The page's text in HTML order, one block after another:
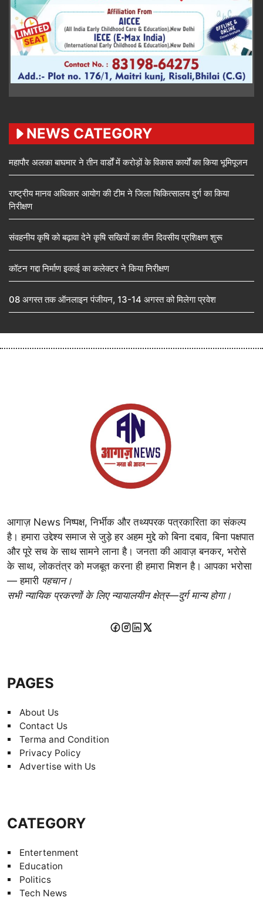
NEWS CATEGORY
महापौर अलका बाघमार ने तीन वार्डों में करोड़ों के विकास कार्यों का किया भूमिपूजन
राष्ट्रीय मानव अधिकार आयोग की टीम ने जिला चिकित्सालय दुर्ग का किया
निरीक्षण
संवहनीय कृषि को बढ़ावा देने कृषि सखियों का तीन दिवसीय प्रशिक्षण शुरू
कॉटन गद्दा निर्माण इकाई का कलेक्टर ने किया निरीक्षण
08 अगस्त तक ऑनलाइन पंजीयन, 13-14 अगस्त को मिलेगा प्रवेश
आगाज़ News निष्पक्ष, निर्भीक और तथ्यपरक पत्रकारिता का संकल्प
है। हमारा उद्देश्य समाज से जुड़े हर अहम मुद्दे को बिना दबाव, बिना पक्षपात
और पूरे सच के साथ सामने लाना है। जनता की आवाज़ बनकर, भरोसे
के साथ, लोकतंत्र को मजबूत करना ही हमारा मिशन है। आपका भरोसा
— हमारी पहचान।
सभी न्यायिक प्रकरणों के लिए न्यायालयीन क्षेत्र—दुर्ग मान्य होगा।
PAGES
About Us
Contact Us
Terma and Condition
Privacy Policy
Advertise with Us
CATEGORY
Entertenment
Education
Politics
Tech News